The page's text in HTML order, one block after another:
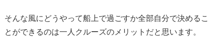
そんな風にどうやって船上で過ごすか全部自分で決めるこ
とができるのは一人クルーズのメリットだと思います。